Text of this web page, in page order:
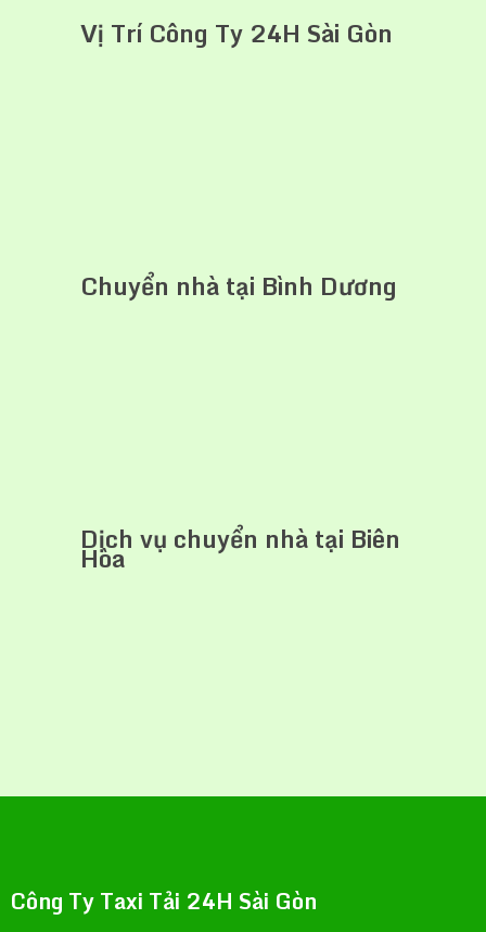
Vị Trí Công Ty 24H Sài Gòn
Chuyển nhà tại Bình Dương
Dịch vụ chuyển nhà tại Biên
Hòa
Công Ty Taxi Tải 24H Sài Gòn